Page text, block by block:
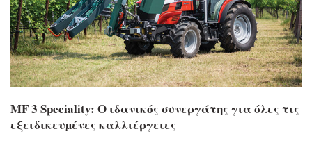
MF 3 Speciality: Ο ιδανικός συνεργάτης για όλες τις
εξειδικευµένες καλλιέργειες